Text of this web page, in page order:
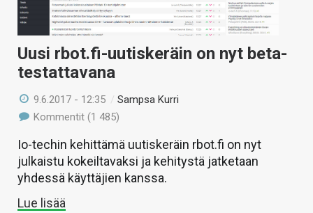
Uusi rbot.fi-uutiskeräin on nyt beta-
testattavana
9.6.2017 - 12:35 /Sampsa Kurri
Kommentit (1 485)
Io-techin kehittämä uutiskeräin rbot.fi on nyt
julkaistu kokeiltavaksi ja kehitystä jatketaan
yhdessä käyttäjien kanssa.
Lue lisää